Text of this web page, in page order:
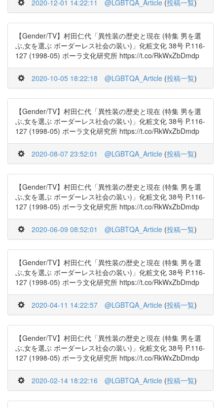
2020-12-01 14:22:11 @LGBTQA_Article (投稿一覧)
【Gender/TV】村田仁代「異性装の歴史と現在 (特集 男を選
ぶ,女を選ぶ ボーダーレス社会の装い)」化粧文化 38号 P.116-
127 (1998-05) ポーラ文化研究所 https://t.co/RkWxZbDmdp
2020-10-05 18:22:18 @LGBTQA_Article (投稿一覧)
【Gender/TV】村田仁代「異性装の歴史と現在 (特集 男を選
ぶ,女を選ぶ ボーダーレス社会の装い)」化粧文化 38号 P.116-
127 (1998-05) ポーラ文化研究所 https://t.co/RkWxZbDmdp
2020-08-07 23:52:01 @LGBTQA_Article (投稿一覧)
【Gender/TV】村田仁代「異性装の歴史と現在 (特集 男を選
ぶ,女を選ぶ ボーダーレス社会の装い)」化粧文化 38号 P.116-
127 (1998-05) ポーラ文化研究所 https://t.co/RkWxZbDmdp
2020-06-09 08:52:01 @LGBTQA_Article (投稿一覧)
【Gender/TV】村田仁代「異性装の歴史と現在 (特集 男を選
ぶ,女を選ぶ ボーダーレス社会の装い)」化粧文化 38号 P.116-
127 (1998-05) ポーラ文化研究所 https://t.co/RkWxZbDmdp
2020-04-11 14:22:57 @LGBTQA_Article (投稿一覧)
【Gender/TV】村田仁代「異性装の歴史と現在 (特集 男を選
ぶ,女を選ぶ ボーダーレス社会の装い)」化粧文化 38号 P.116-
127 (1998-05) ポーラ文化研究所 https://t.co/RkWxZbDmdp
2020-02-14 18:22:16 @LGBTQA_Article (投稿一覧)